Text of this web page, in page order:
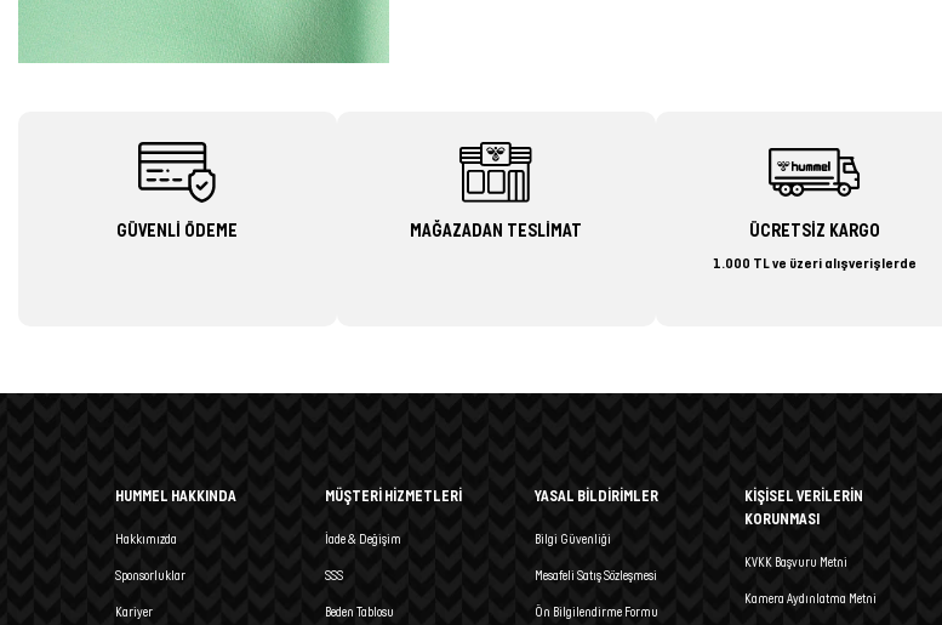
GÜVENLİ ÖDEME MAĞAZADAN TESLİMAT ÜCRETSİZ KARGO
1.000 TL ve üzeri alışverişlerde
HUMMEL HAKKINDA
Hakkımızda
Sponsorluklar
Kariyer
MÜŞTERİ HİZMETLERİ
İade & Değişim
SSS
Beden Tablosu
YASAL BİLDİRİMLER
Bilgi Güvenliği
Mesafeli Satış Sözleşmesi
Ön Bilgilendirme Formu
KİŞİSEL VERİLERİN
KORUNMASI
KVKK Başvuru Metni
Kamera Aydınlatma Metni